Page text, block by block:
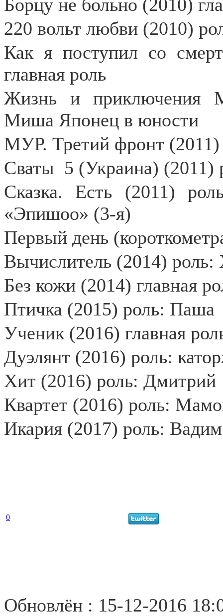
Борцу не больно (2010)
220 вольт любви (2010)
Как я поступил со
главная роль
Жизнь и приключения
Миша Японец в юности
МУР. Третий фронт (2011)
Сваты 5 (Украина) (2011)
Сказка. Есть (2011)
«Эпишоо» (3-я)
Первый день
Вычислитель (2014) роль:
Без кожи (2014) главная
Птичка (2015) роль: Паша
Ученик (2016) главная
Дуэлянт (2016) роль:
Хит (2016) роль: Дмитрий
Квартет (2016) роль:
Икария (2017) роль: Вадим
0
Обновлён : 15-12-2016